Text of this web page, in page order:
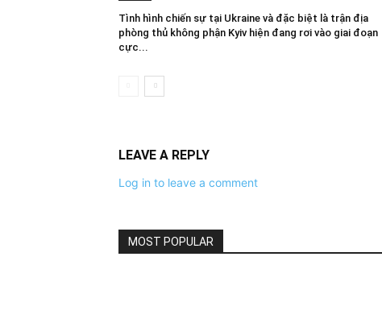
Tình hình chiến sự tại Ukraine và đặc biệt là trận địa
phòng thủ không phận Kyiv hiện đang rơi vào giai đoạn
cực...
LEAVE A REPLY
Log in to leave a comment
MOST POPULAR